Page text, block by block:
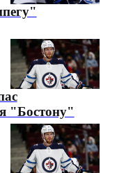
"Бостону"